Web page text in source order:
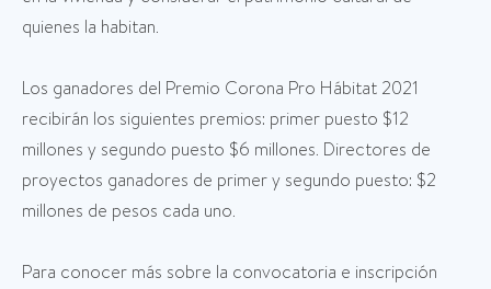
quienes la habitan.
Los ganadores del Premio Corona Pro Hábitat 2021
recibirán los siguientes premios: primer puesto $12
millones y segundo puesto $6 millones. Directores de
proyectos ganadores de primer y segundo puesto: $2
millones de pesos cada uno.
Para conocer más sobre la convocatoria e inscripción